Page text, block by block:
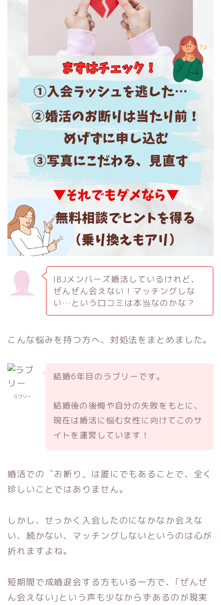
IBJメンバーズ婚活しているけれど、
ぜんぜん会えない！マッチングしな
い…という口コミは本当なのかな？
こんな悩みを持つ方へ、対処法をまとめました。
ラブリー
結婚6年目のラブリーです。
結婚後の後悔や自分の失敗をもとに、
現在は婚活に悩む女性に向けてこのサ
イトを運営しています！
婚活での〝お断り〟は誰にでもあることで、全く
珍しいことではありません。
しかし、せっかく入会したのになかなか会えな
い、続かない、マッチングしないというのは心が
折れますよね。
短期間で成婚退会する方もいる一方で、｢ぜんぜ
ん会えない｣という声も少なからずあるのが現実